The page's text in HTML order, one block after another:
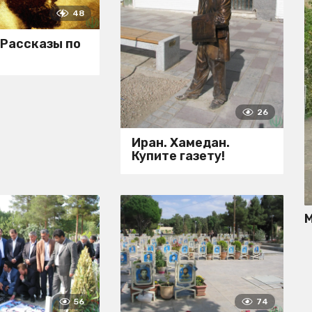
48
по
26
Иран. Хамедан.
Купите газету!
56 74